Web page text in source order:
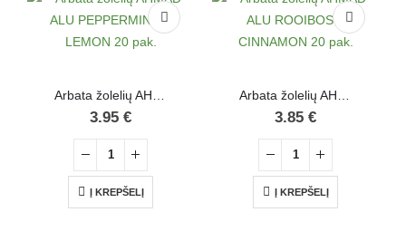
Arbata žolelių AHMAD ALU PEPPERMINT & LEMON 20 pak.
3.95 €
Į KREPŠELĮ
Arbata žolelių AHMAD ALU ROOIBOS & CINNAMON 20 pak.
3.85 €
Į KREPŠELĮ